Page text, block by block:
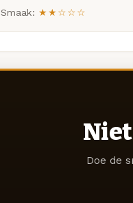
Smaak: ★★☆☆☆
Doe de